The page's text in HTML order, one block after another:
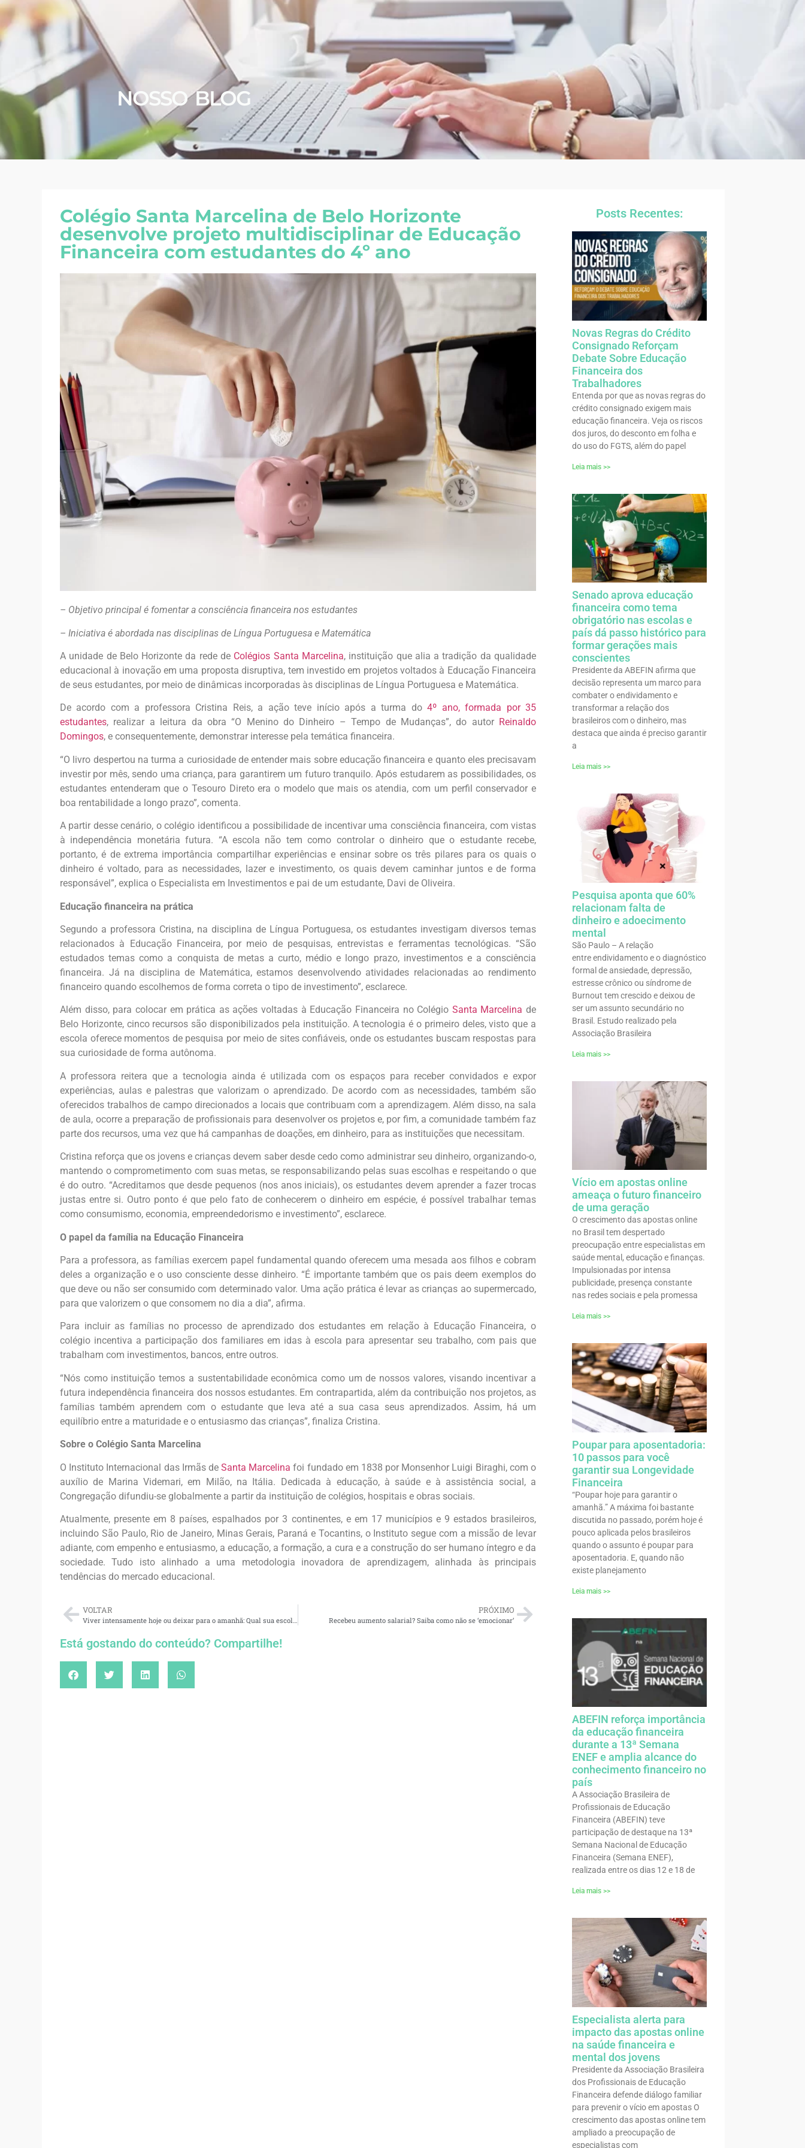
NOSSO BLOG
Colégio Santa Marcelina de Belo Horizonte
desenvolve projeto multidisciplinar de Educação
Financeira com estudantes do 4º ano
– Objetivo principal é fomentar a consciência financeira nos estudantes
– Iniciativa é abordada nas disciplinas de Língua Portuguesa e Matemática
A unidade de Belo Horizonte da rede de Colégios Santa Marcelina, instituição que alia a tradição da qualidade
educacional à inovação em uma proposta disruptiva, tem investido em projetos voltados à Educação Financeira
de seus estudantes, por meio de dinâmicas incorporadas às disciplinas de Língua Portuguesa e Matemática.
De acordo com a professora Cristina Reis, a ação teve início após a turma do4º ano, formada por 35
estudantes, realizar a leitura da obra “O Menino do Dinheiro – Tempo de Mudanças”, do autorReinaldo
Domingos, e consequentemente, demonstrar interesse pela temática financeira.
“O livro despertou na turma a curiosidade de entender mais sobre educação financeira e quanto eles precisavam
investir por mês, sendo uma criança, para garantirem um futuro tranquilo. Após estudarem as possibilidades, os
estudantes entenderam que o Tesouro Direto era o modelo que mais os atendia, com um perfil conservador e
boa rentabilidade a longo prazo”, comenta.
A partir desse cenário, o colégio identificou a possibilidade de incentivar uma consciência financeira, com vistas
à independência monetária futura. “A escola não tem como controlar o dinheiro que o estudante recebe,
portanto, é de extrema importância compartilhar experiências e ensinar sobre os três pilares para os quais o
dinheiro é voltado, para as necessidades, lazer e investimento, os quais devem caminhar juntos e de forma
responsável”, explica o Especialista em Investimentos e pai de um estudante, Davi de Oliveira.
Educação financeira na prática
Segundo a professora Cristina, na disciplina de Língua Portuguesa, os estudantes investigam diversos temas
relacionados à Educação Financeira, por meio de pesquisas, entrevistas e ferramentas tecnológicas. “São
estudados temas como a conquista de metas a curto, médio e longo prazo, investimentos e a consciência
financeira. Já na disciplina de Matemática, estamos desenvolvendo atividades relacionadas ao rendimento
financeiro quando escolhemos de forma correta o tipo de investimento”, esclarece.
Além disso, para colocar em prática as ações voltadas à Educação Financeira no Colégio Santa Marcelina de
Belo Horizonte, cinco recursos são disponibilizados pela instituição. A tecnologia é o primeiro deles, visto que a
escola oferece momentos de pesquisa por meio de sites confiáveis, onde os estudantes buscam respostas para
sua curiosidade de forma autônoma.
A professora reitera que a tecnologia ainda é utilizada com os espaços para receber convidados e expor
experiências, aulas e palestras que valorizam o aprendizado. De acordo com as necessidades, também são
oferecidos trabalhos de campo direcionados a locais que contribuam com a aprendizagem. Além disso, na sala
de aula, ocorre a preparação de profissionais para desenvolver os projetos e, por fim, a comunidade também faz
parte dos recursos, uma vez que há campanhas de doações, em dinheiro, para as instituições que necessitam.
Cristina reforça que os jovens e crianças devem saber desde cedo como administrar seu dinheiro, organizando-o,
mantendo o comprometimento com suas metas, se responsabilizando pelas suas escolhas e respeitando o que
é do outro. “Acreditamos que desde pequenos (nos anos iniciais), os estudantes devem aprender a fazer trocas
justas entre si. Outro ponto é que pelo fato de conhecerem o dinheiro em espécie, é possível trabalhar temas
como consumismo, economia, empreendedorismo e investimento”, esclarece.
O papel da família na Educação Financeira
Para a professora, as famílias exercem papel fundamental quando oferecem uma mesada aos filhos e cobram
deles a organização e o uso consciente desse dinheiro. “É importante também que os pais deem exemplos do
que deve ou não ser consumido com determinado valor. Uma ação prática é levar as crianças ao supermercado,
para que valorizem o que consomem no dia a dia”, afirma.
Para incluir as famílias no processo de aprendizado dos estudantes em relação à Educação Financeira, o
colégio incentiva a participação dos familiares em idas à escola para apresentar seu trabalho, com pais que
trabalham com investimentos, bancos, entre outros.
“Nós como instituição temos a sustentabilidade econômica como um de nossos valores, visando incentivar a
futura independência financeira dos nossos estudantes. Em contrapartida, além da contribuição nos projetos, as
famílias também aprendem com o estudante que leva até a sua casa seus aprendizados. Assim, há um
equilíbrio entre a maturidade e o entusiasmo das crianças”, finaliza Cristina.
Sobre o Colégio Santa Marcelina
O Instituto Internacional das Irmãs deSanta Marcelina foi fundado em 1838 por Monsenhor Luigi Biraghi, com o
auxílio de Marina Videmari, em Milão, na Itália. Dedicada à educação, à saúde e à assistência social, a
Congregação difundiu-se globalmente a partir da instituição de colégios, hospitais e obras sociais.
Atualmente, presente em 8 países, espalhados por 3 continentes, e em 17 municípios e 9 estados brasileiros,
incluindo São Paulo, Rio de Janeiro, Minas Gerais, Paraná e Tocantins, o Instituto segue com a missão de levar
adiante, com empenho e entusiasmo, a educação, a formação, a cura e a construção do ser humano íntegro e da
sociedade. Tudo isto alinhado a uma metodologia inovadora de aprendizagem, alinhada às principais
tendências do mercado educacional.
VOLTAR
Viver intensamente hoje ou deixar para o amanhã: Qual sua escolha?
PRÓXIMO
Recebeu aumento salarial? Saiba como não se ‘emocionar’
Está gostando do conteúdo? Compartilhe!
Posts Recentes:
Novas Regras do Crédito
Consignado Reforçam
Debate Sobre Educação
Financeira dos
Trabalhadores
Entenda por que as novas regras do
crédito consignado exigem mais
educação financeira. Veja os riscos
dos juros, do desconto em folha e
do uso do FGTS, além do papel
Leia mais >>
Senado aprova educação
financeira como tema
obrigatório nas escolas e
país dá passo histórico para
formar gerações mais
conscientes
Presidente da ABEFIN afirma que
decisão representa um marco para
combater o endividamento e
transformar a relação dos
brasileiros com o dinheiro, mas
destaca que ainda é preciso garantir
a
Leia mais >>
Pesquisa aponta que 60%
relacionam falta de
dinheiro e adoecimento
mental
São Paulo – A relação
entre endividamento e o diagnóstico
formal de ansiedade, depressão,
estresse crônico ou síndrome de
Burnout tem crescido e deixou de
ser um assunto secundário no
Brasil. Estudo realizado pela
Associação Brasileira
Leia mais >>
Vício em apostas online
ameaça o futuro financeiro
de uma geração
O crescimento das apostas online
no Brasil tem despertado
preocupação entre especialistas em
saúde mental, educação e finanças.
Impulsionadas por intensa
publicidade, presença constante
nas redes sociais e pela promessa
Leia mais >>
Poupar para aposentadoria:
10 passos para você
garantir sua Longevidade
Financeira
“Poupar hoje para garantir o
amanhã.” A máxima foi bastante
discutida no passado, porém hoje é
pouco aplicada pelos brasileiros
quando o assunto é poupar para
aposentadoria. E, quando não
existe planejamento
Leia mais >>
ABEFIN reforça importância
da educação financeira
durante a 13ª Semana
ENEF e amplia alcance do
conhecimento financeiro no
país
A Associação Brasileira de
Profissionais de Educação
Financeira (ABEFIN) teve
participação de destaque na 13ª
Semana Nacional de Educação
Financeira (Semana ENEF),
realizada entre os dias 12 e 18 de
Leia mais >>
Especialista alerta para
impacto das apostas online
na saúde financeira e
mental dos jovens
Presidente da Associação Brasileira
dos Profissionais de Educação
Financeira defende diálogo familiar
para prevenir o vício em apostas O
crescimento das apostas online tem
ampliado a preocupação de
especialistas com